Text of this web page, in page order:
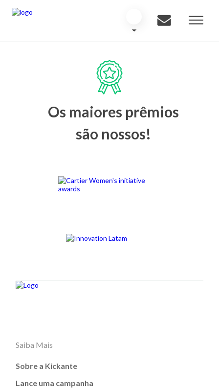
Os maiores prêmios
são nossos!
Saiba Mais
Sobre a Kickante
Lance uma campanha